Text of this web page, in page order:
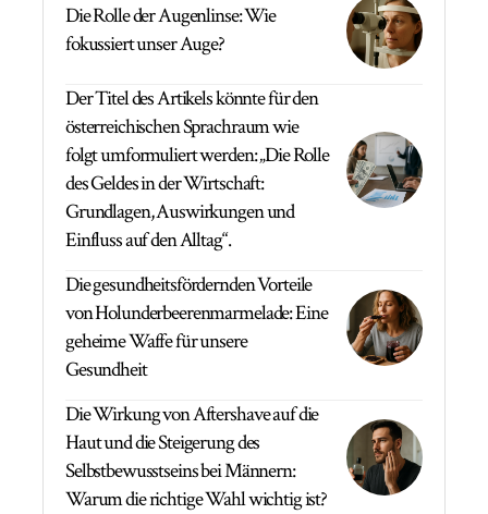
Die Rolle der Augenlinse: Wie
fokussiert unser Auge?
Der Titel des Artikels könnte für den
österreichischen Sprachraum wie
folgt umformuliert werden: „Die Rolle
des Geldes in der Wirtschaft:
Grundlagen, Auswirkungen und
Einfluss auf den Alltag“.
Die gesundheitsfördernden Vorteile
von Holunderbeerenmarmelade: Eine
geheime Waffe für unsere
Gesundheit
Die Wirkung von Aftershave auf die
Haut und die Steigerung des
Selbstbewusstseins bei Männern:
Warum die richtige Wahl wichtig ist?